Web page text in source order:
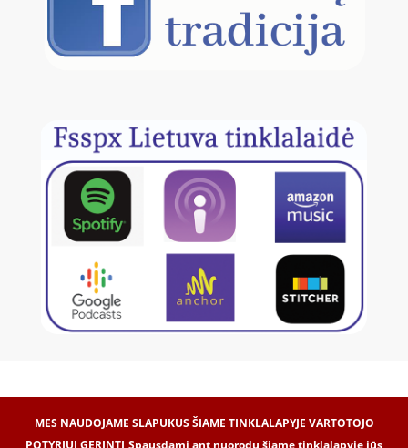
MES NAUDOJAME SLAPUKUS ŠIAME TINKLALAPYJE VARTOTOJO
POTYRIUI GERINTI Spausdami ant nuorodų šiame tinklalapyje jūs